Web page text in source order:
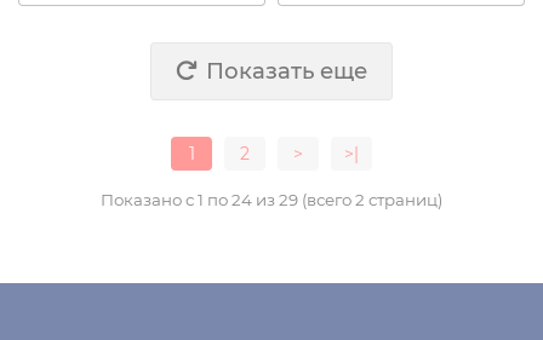
Показать еще
1 2 > >|
Показано с 1 по 24 из 29 (всего 2 страниц)